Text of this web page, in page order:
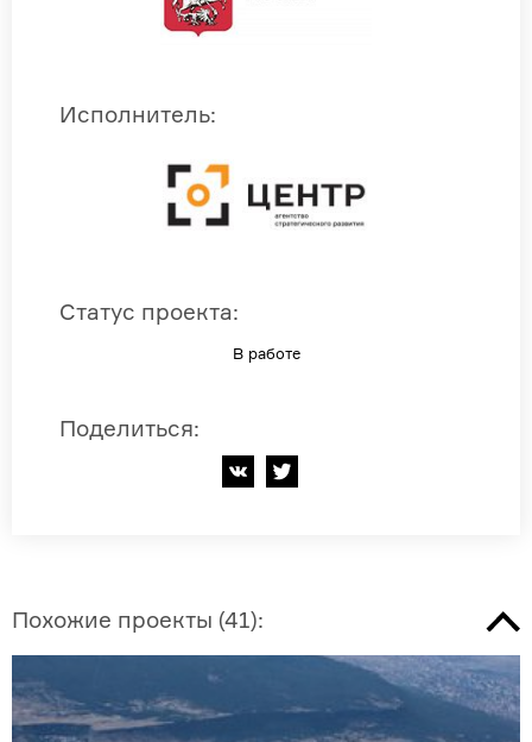
Исполнитель:
Статус проекта:
В работе
Поделиться:
Похожие проекты (41):